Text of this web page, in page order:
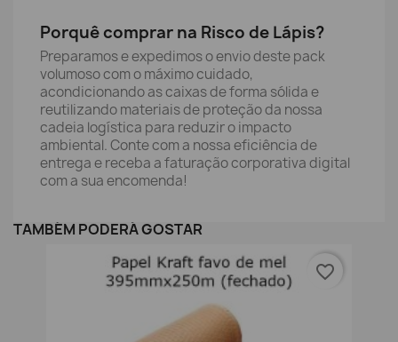
Porquê comprar na Risco de Lápis?
Preparamos e expedimos o envio deste pack
volumoso com o máximo cuidado,
acondicionando as caixas de forma sólida e
reutilizando materiais de proteção da nossa
cadeia logística para reduzir o impacto
ambiental. Conte com a nossa eficiência de
entrega e receba a faturação corporativa digital
com a sua encomenda!
TAMBÉM PODERÁ GOSTAR
favorite_border